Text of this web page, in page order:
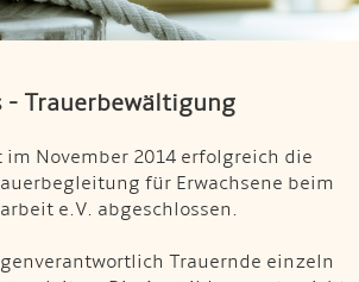
- Trauerbewältigung
im November 2014 erfolgreich die
für Erwachsene beim
e.V. abgeschlossen.
Trauernde einzeln